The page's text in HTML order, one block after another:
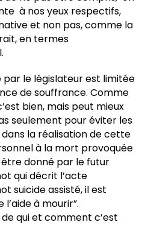
à nos yeux respectifs,
et non pas, comme la
en termes
par le législateur est limitée
de souffrance. Comme
bien, mais peut mieux
seulement pour éviter les
la réalisation de cette
à la mort provoquée
donné par le futur
qui décrit l’acte
suicide assisté, il est
à mourir”.
qui et comment c’est